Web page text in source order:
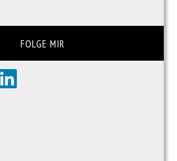
FOLGE MIR